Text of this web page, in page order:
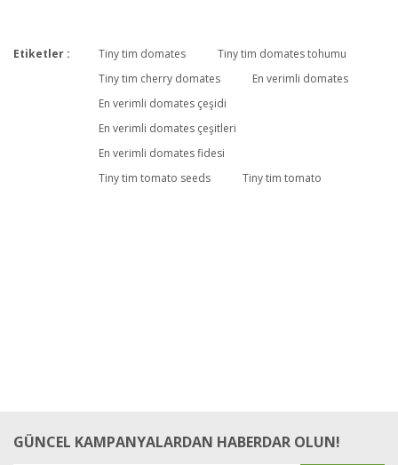
Zengarden'dan tohumlarını alıp yetiştirdiğim tiny tim domatesleri
herkese öneririm. Balkonumdaki küçük denebilecek saksılarda çok
iyi verim aldık. İrice bir saksıdaki tiny timin üstünde aynı anda kırk
Etiketler : Tiny tim domates
Tiny tim domates tohumu
Tiny tim cherry domates
En verimli domates
En verimli domates çeşidi
En verimli domates çeşitleri
En verimli domates fidesi
Tiny tim tomato seeds
Tiny tim tomato
GÜNCEL KAMPANYALARDAN HABERDAR OLUN!